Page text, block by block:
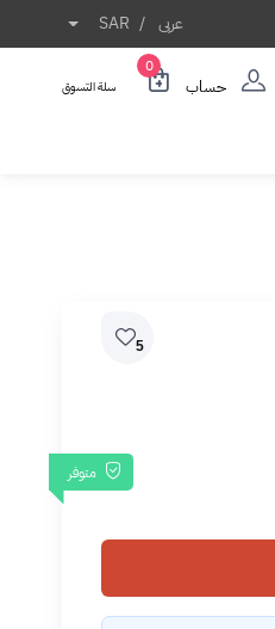
عربى /
SAR
حساب
0
سلة التسوق
5
متوفر